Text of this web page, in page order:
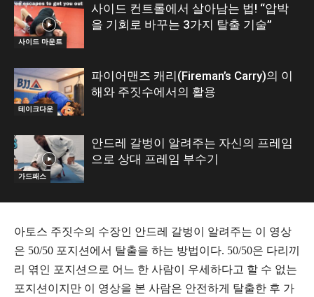
사이드 마운트
사이드 컨트롤에서 살아남는 법! “압박
을 기회로 바꾸는 3가지 탈출 기술”
테이크다운
파이어맨즈 캐리(Fireman’s Carry)의 이
해와 주짓수에서의 활용
가드패스
안드레 갈벙이 알려주는 자신의 프레임
으로 상대 프레임 부수기
아토스 주짓수의 수장인 안드레 갈벙이 알려주는 이 영상
은 50/50 포지션에서 탈출을 하는 방법이다. 50/50은 다리끼
리 엮인 포지션으로 어느 한 사람이 우세하다고 할 수 없는
포지션이지만 이 영상을 본 사람은 안전하게 탈출한 후 가